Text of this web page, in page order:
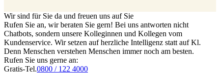
Wir sind für Sie da und freuen uns auf Sie
Rufen Sie an, wir beraten Sie gern! Bei uns antworten nicht
Chatbots, sondern unsere Kolleginnen und Kollegen vom
Kundenservice. Wir setzen auf herzliche Intelligenz statt auf Kl.
Denn Menschen verstehen Menschen immer noch am besten.
Rufen Sie uns gerne an:
Gratis-Tel.0800 / 122 4000